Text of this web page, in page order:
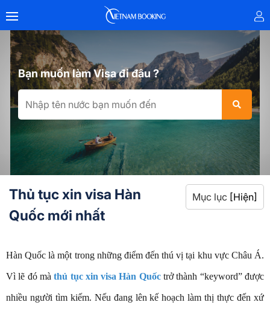
Bạn muốn làm Visa đi đâu ?
Mục lục [Hiện]
Thủ tục xin visa Hàn
Quốc mới nhất
Hàn Quốc là một trong những điểm đến thú vị tại khu vực Châu Á.
Vì lẽ đó màthủ tục xin visa Hàn Quốctrở thành “keyword” được
nhiều người tìm kiếm. Nếu đang lên kế hoạch làm thị thực đến xứ